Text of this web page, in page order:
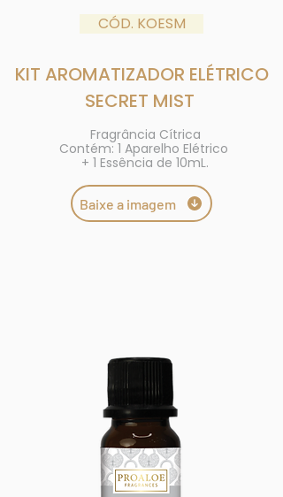
CÓD. KOESM
KIT AROMATIZADOR ELÉTRICO
SECRET MIST
Fragrância Cítrica
Contém: 1 Aparelho Elétrico
+ 1 Essência de 10mL.
Baixe a imagem